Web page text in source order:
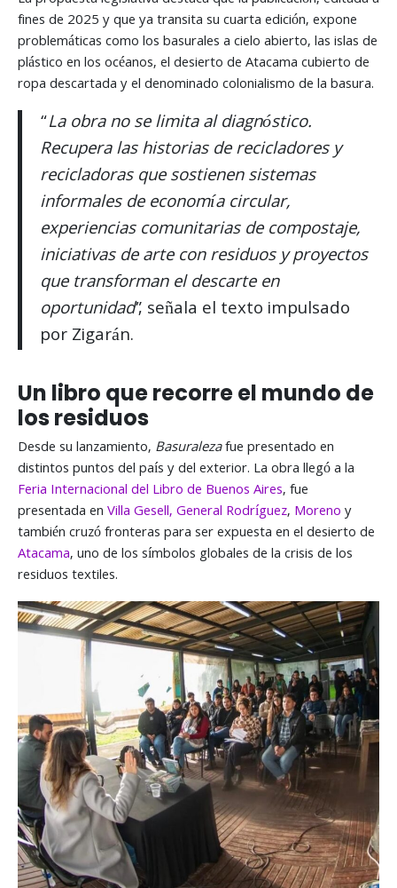
fines de 2025 y que ya transita su cuarta edición, expone
problemáticas como los basurales a cielo abierto, las islas de
plástico en los océanos, el desierto de Atacama cubierto de
ropa descartada y el denominado colonialismo de la basura.
“La obra no se limita al diagnóstico.
Recupera las historias de recicladores y
recicladoras que sostienen sistemas
informales de economía circular,
experiencias comunitarias de compostaje,
iniciativas de arte con residuos y proyectos
que transforman el descarte en
oportunidad”, señala el texto impulsado
por Zigarán.
Un libro que recorre el mundo de
los residuos
Desde su lanzamiento, Basuralezafue presentado en
distintos puntos del país y del exterior. La obra llegó a la
Feria Internacional del Libro de Buenos Aires, fue
presentada enVilla Gesell,General Rodríguez, Morenoy
también cruzó fronteras para ser expuesta en el desierto de
Atacama, uno de los símbolos globales de la crisis de los
residuos textiles.